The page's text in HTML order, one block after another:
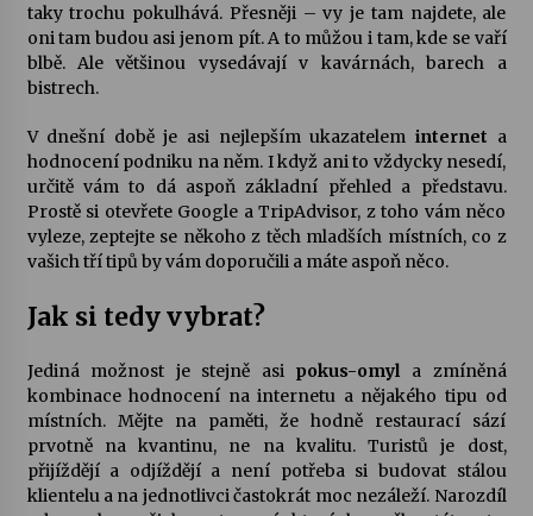
taky trochu pokulhává. Přesněji – vy je tam najdete, ale
oni tam budou asi jenom pít. A to můžou i tam, kde se vaří
blbě. Ale většinou vysedávají v kavárnách, barech a
bistrech.
V dnešní době je asi nejlepším ukazatelem internet a
hodnocení podniku na něm. I když ani to vždycky nesedí,
určitě vám to dá aspoň základní přehled a představu.
Prostě si otevřete Google a TripAdvisor, z toho vám něco
vyleze, zeptejte se někoho z těch mladších místních, co z
vašich tří tipů by vám doporučili a máte aspoň něco.
Jak si tedy vybrat?
Jediná možnost je stejně asi pokus-omyl a zmíněná
kombinace hodnocení na internetu a nějakého tipu od
místních. Mějte na paměti, že hodně restaurací sází
prvotně na kvantinu, ne na kvalitu. Turistů je dost,
přijíždějí a odjíždějí a není potřeba si budovat stálou
klientelu a na jednotlivci častokrát moc nezáleží. Narozdíl